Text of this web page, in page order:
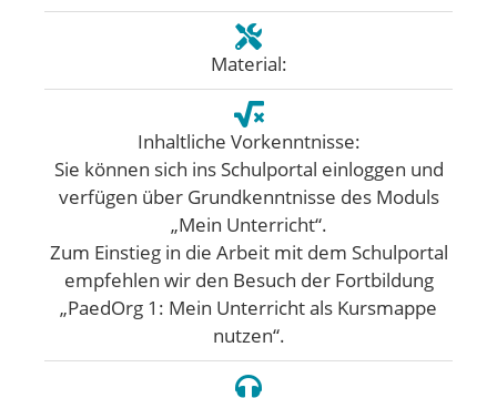
Material:
Inhaltliche Vorkenntnisse:
Sie können sich ins Schulportal einloggen und
verfügen über Grundkenntnisse des Moduls
„Mein Unterricht“.
Zum Einstieg in die Arbeit mit dem Schulportal
empfehlen wir den Besuch der Fortbildung
„PaedOrg 1: Mein Unterricht als Kursmappe
nutzen“.